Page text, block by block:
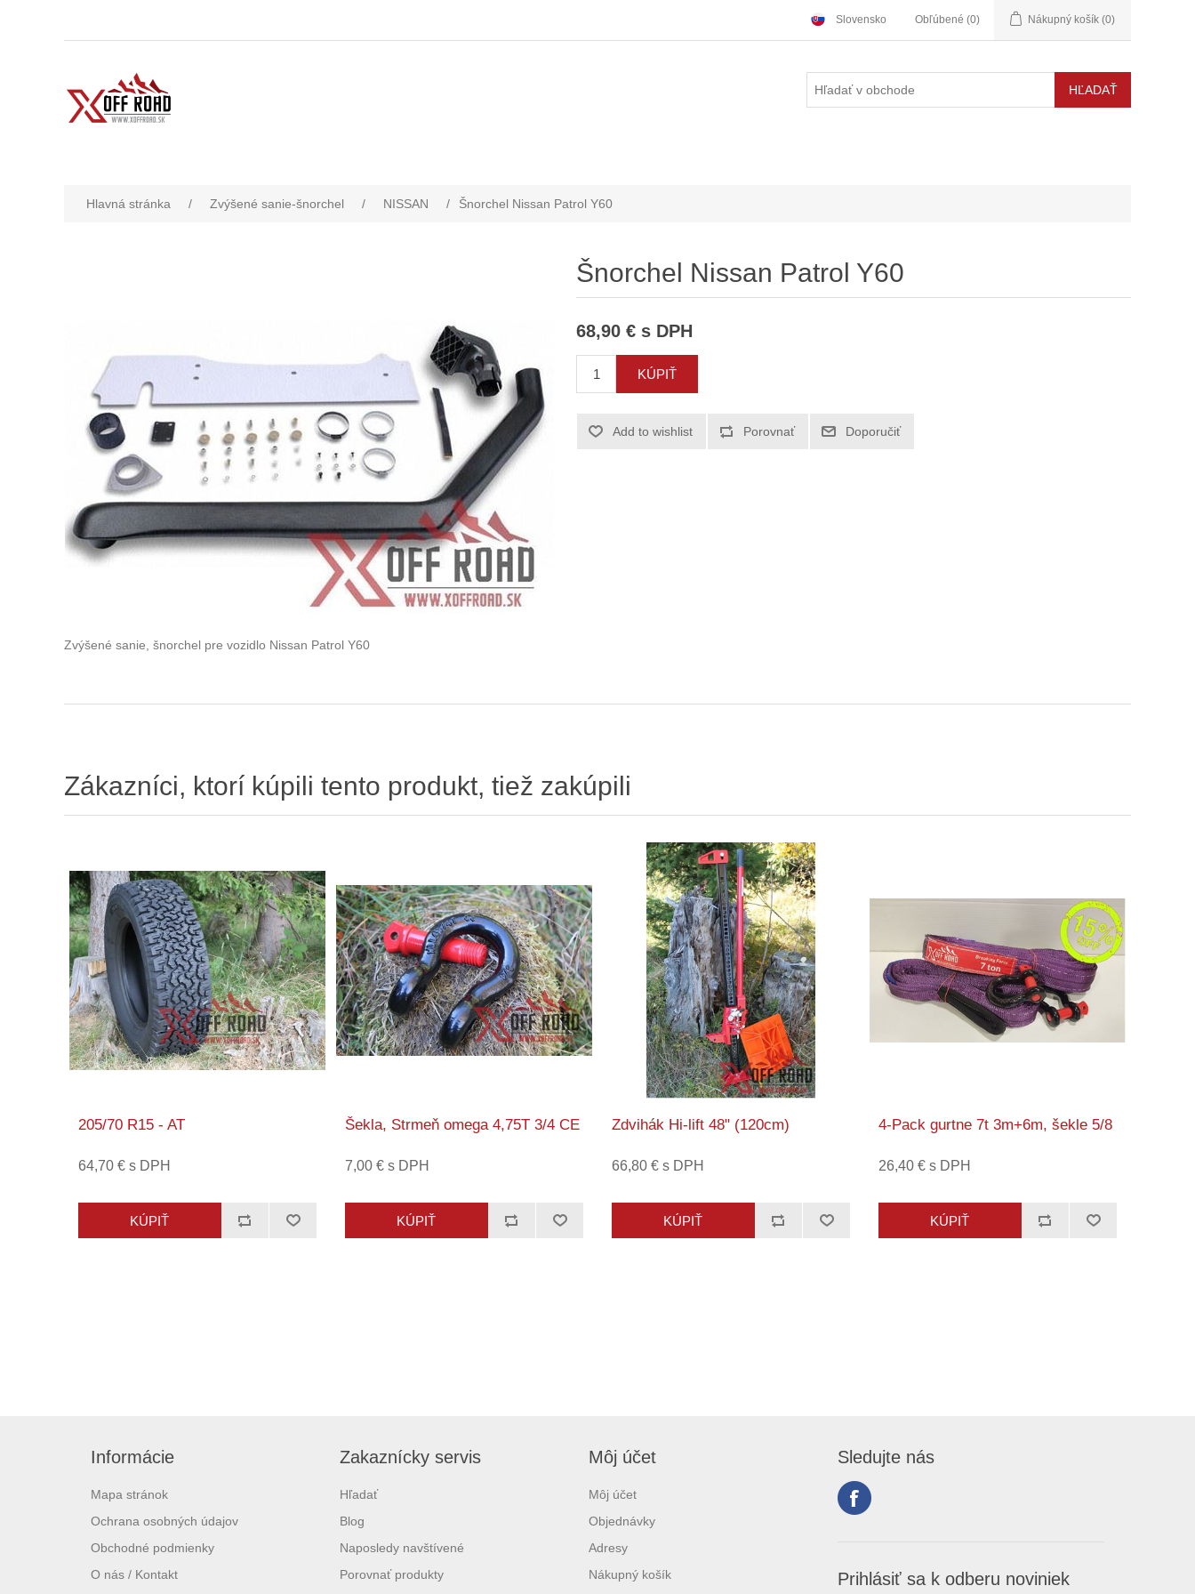
Slovensko Obľúbené (0) Nákupný košík (0)
Hlavná stránka / Zvýšené sanie-šnorchel / NISSAN / Šnorchel Nissan Patrol Y60
Šnorchel Nissan Patrol Y60
68,90 € s DPH
Zvýšené sanie, šnorchel pre vozidlo Nissan Patrol Y60
Zákazníci, ktorí kúpili tento produkt, tiež zakúpili
205/70 R15 - AT
64,70 € s DPH
Šekla, Strmeň omega 4,75T 3/4 CE
7,00 € s DPH
Zdvihák Hi-lift 48" (120cm)
66,80 € s DPH
4-Pack gurtne 7t 3m+6m, šekle 5/8
26,40 € s DPH
Informácie
Mapa stránok
Ochrana osobných údajov
Obchodné podmienky
O nás / Kontakt
Zakaznícky servis
Hľadať
Blog
Naposledy navštívené
Porovnať produkty
Môj účet
Môj účet
Objednávky
Adresy
Nákupný košík
Sledujte nás
Prihlásiť sa k odberu noviniek